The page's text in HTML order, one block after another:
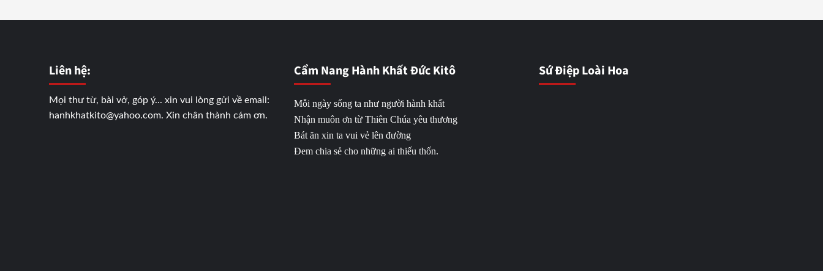
Liên hệ:
Mọi thư từ, bài vở, góp ý... xin vui lòng gửi về email:
hanhkhatkito@yahoo.com. Xin chân thành cám ơn.
Cẩm Nang Hành Khất Đức Kitô
Mỗi ngày sống ta như người hành khất
Nhận muôn ơn từ Thiên Chúa yêu thương
Bát ăn xin ta vui vẻ lên đường
Đem chia sẻ cho những ai thiếu thốn.
Sứ Điệp Loài Hoa